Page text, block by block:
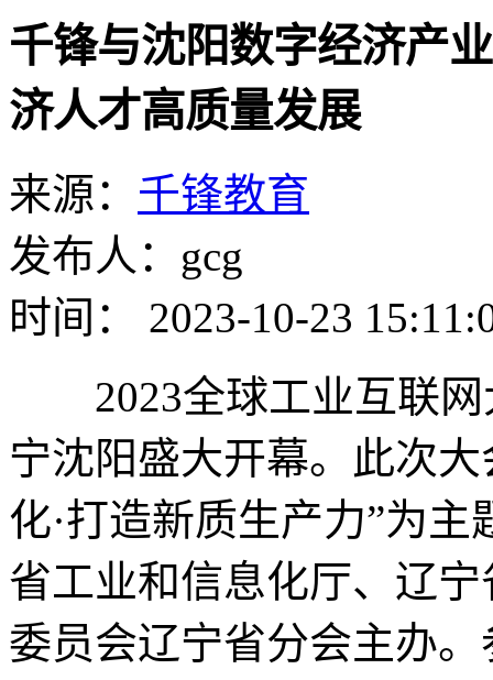
千锋与沈阳数字经济产
济人才高质量发展
来源： 千锋教育
发布人：gcg
时间： 2023-10-23
2023全球工业互联网
宁沈阳盛大开幕。此次
化·打造新质生产力”为
省工业和信息化厅、辽
委员会辽宁省分会主办